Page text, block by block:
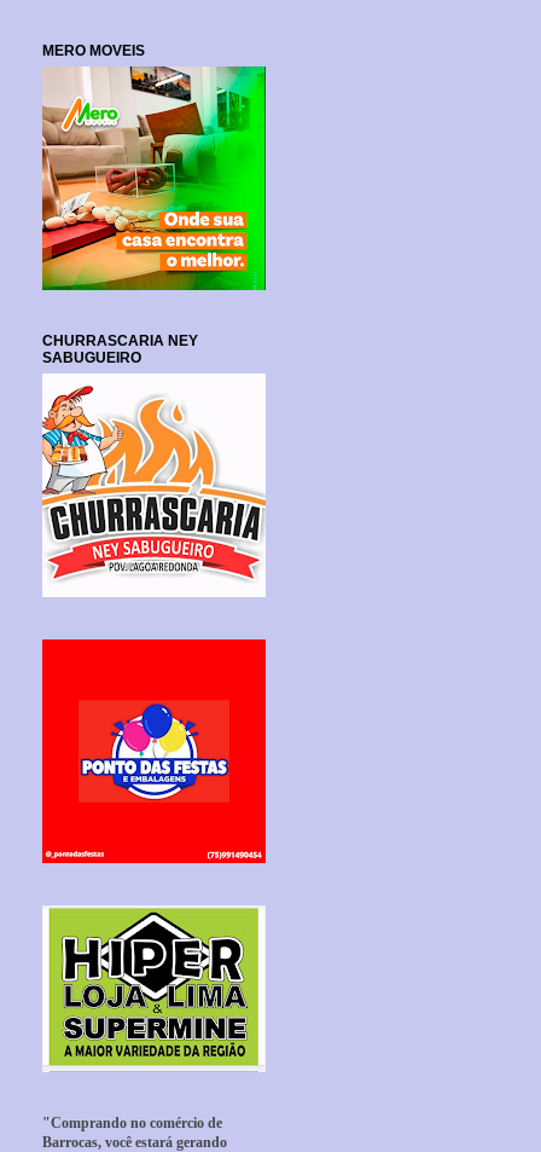
MERO MOVEIS
CHURRASCARIA NEY
SABUGUEIRO
"Comprando no comércio de
Barrocas, você estará gerando